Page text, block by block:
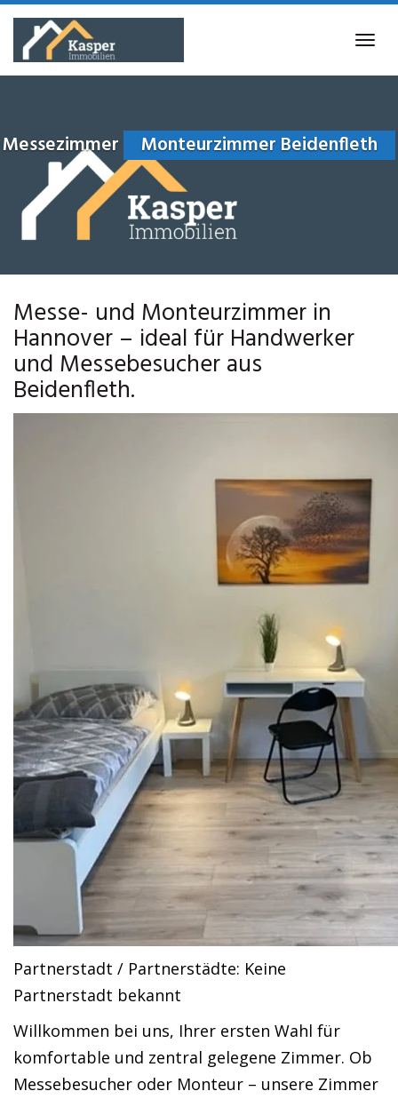
Skip
main
Messezimmer Monteurzimmer Beidenfleth
Messe- und Monteurzimmer in
Hannover – ideal für Handwerker
und Messebesucher aus
Beidenfleth.
Partnerstadt / Partnerstädte: Keine
Partnerstadt bekannt
Willkommen bei uns, Ihrer ersten Wahl für
komfortable und zentral gelegene Zimmer. Ob
Messebesucher oder Monteur – unsere Zimmer